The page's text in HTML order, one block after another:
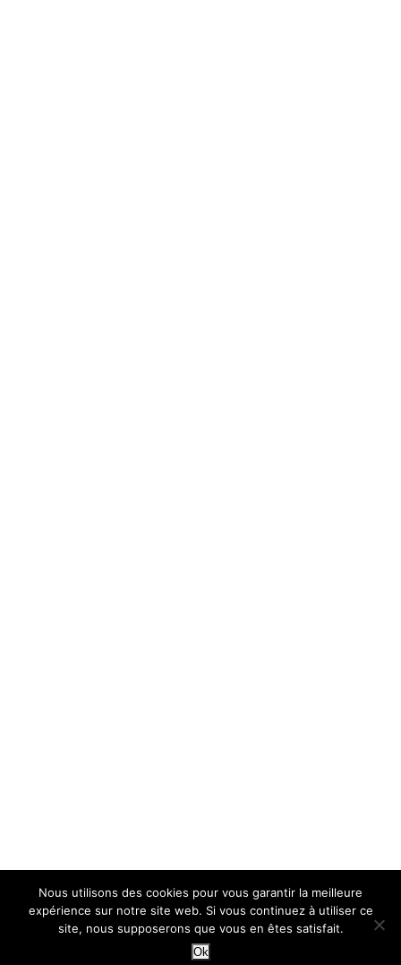
Nous utilisons des cookies pour vous garantir la meilleure
expérience sur notre site web. Si vous continuez à utiliser ce
site, nous supposerons que vous en êtes satisfait.
Ok